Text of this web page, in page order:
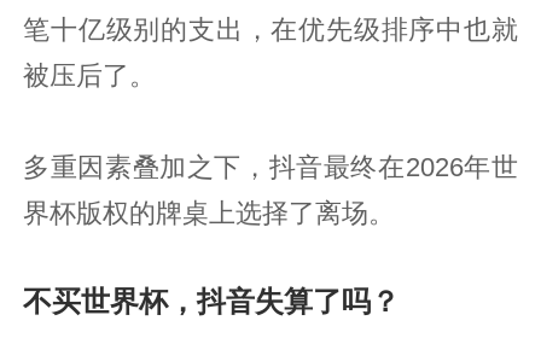
笔十亿级别的支出，在优先级排序中也就
被压后了。
多重因素叠加之下，抖音最终在2026年世
界杯版权的牌桌上选择了离场。
不买世界杯，抖音失算了吗？